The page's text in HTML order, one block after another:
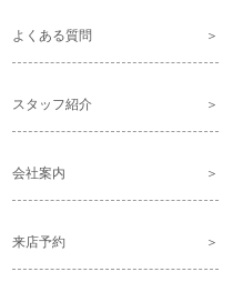
よくある質問
スタッフ紹介
会社案内
来店予約